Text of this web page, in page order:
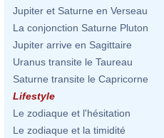
Jupiter et Saturne en Verseau
La conjonction Saturne Pluton
Jupiter arrive en Sagittaire
Uranus transite le Taureau
Saturne transite le Capricorne
Lifestyle
Le zodiaque et l'hésitation
Le zodiaque et la timidité